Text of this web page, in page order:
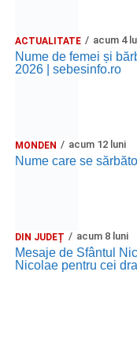
ACTUALITATE acum 4
Nume de femei și
2026 | sebesinfo.ro
MONDEN acum 12 luni
Nume care se
DIN JUDEȚ acum 8 luni
Mesaje de Sfântul
Nicolae pentru cei